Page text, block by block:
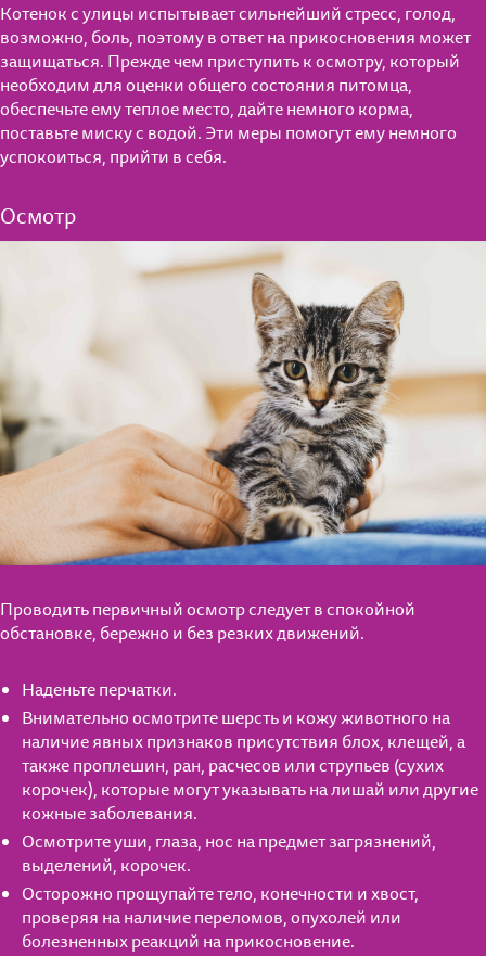
Котенок с улицы испытывает сильнейший стресс, голод,
возможно, боль, поэтому в ответ на прикосновения может
защищаться. Прежде чем приступить к осмотру, который
необходим для оценки общего состояния питомца,
обеспечьте ему теплое место, дайте немного корма,
поставьте миску с водой. Эти меры помогут ему немного
успокоиться, прийти в себя.
Осмотр
Проводить первичный осмотр следует в спокойной
обстановке, бережно и без резких движений.
Наденьте перчатки.
Внимательно осмотрите шерсть и кожу животного на
наличие явных признаков присутствия блох, клещей, а
также проплешин, ран, расчесов или струпьев (сухих
корочек), которые могут указывать на лишай или другие
кожные заболевания.
Осмотрите уши, глаза, нос на предмет загрязнений,
выделений, корочек.
Осторожно прощупайте тело, конечности и хвост,
проверяя на наличие переломов, опухолей или
болезненных реакций на прикосновение.